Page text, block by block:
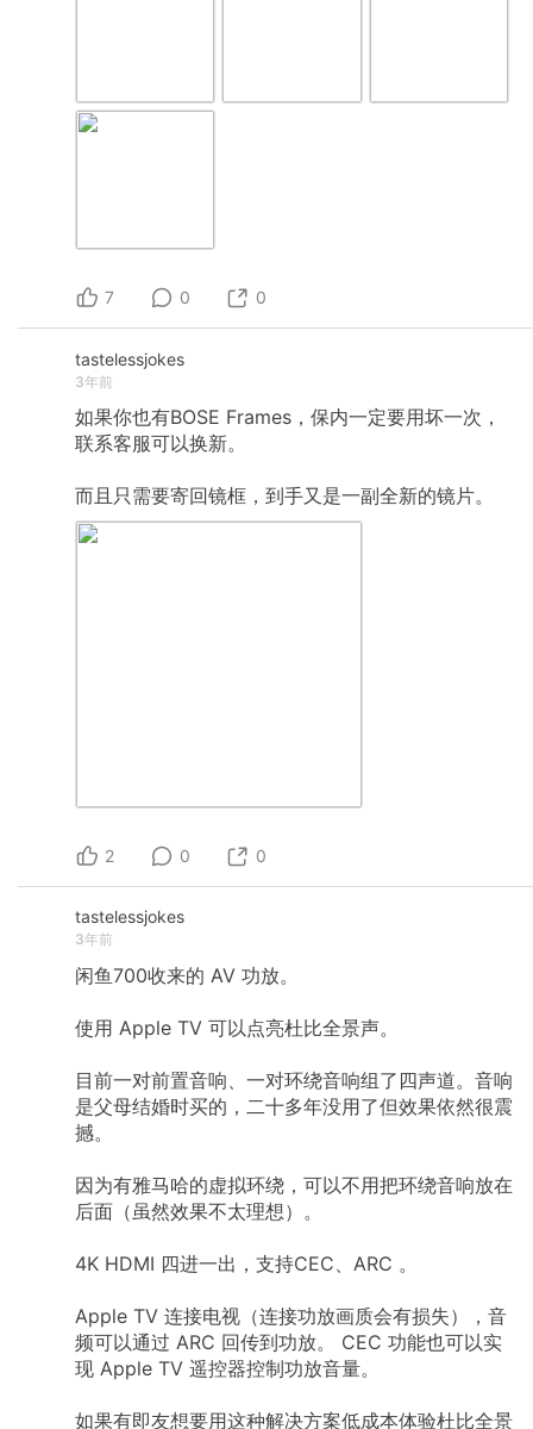
7 0 0
tastelessjokes
3年前
如果你也有BOSE Frames，保内一定要用坏一次，
联系客服可以换新。
而且只需要寄回镜框，到手又是一副全新的镜片。
2 0 0
tastelessjokes
3年前
闲鱼700收来的 AV 功放。
使用 Apple TV 可以点亮杜比全景声。
目前一对前置音响、一对环绕音响组了四声道。音响
是父母结婚时买的，二十多年没用了但效果依然很震
撼。
因为有雅马哈的虚拟环绕，可以不用把环绕音响放在
后面（虽然效果不太理想）。
4K HDMI 四进一出，支持CEC、ARC 。
Apple TV 连接电视（连接功放画质会有损失），音
频可以通过 ARC 回传到功放。 CEC 功能也可以实
现 Apple TV 遥控器控制功放音量。
如果有即友想要用这种解决方案低成本体验杜比全景